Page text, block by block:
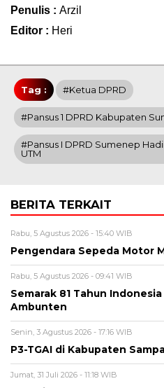
Penulis : Arzil
Editor : Heri
Tag : #Ketua DPRD
#Pansus 1 DPRD Kabupaten
#Pansus I DPRD Sumenep
UTM
BERITA TERKAIT
Rabu, 5 Agustus 2026 - 15:40 WIB
Pengendara Sepeda Motor
Rabu, 5 Agustus 2026 - 09:41 WIB
Semarak 81 Tahun
Ambunten
Senin, 3 Agustus 2026 - 17:16 WIB
P3-TGAI di Kabupaten
Jumat, 31 Juli 2026 - 11:18 WIB